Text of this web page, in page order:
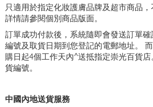
只適用於指定化妝護膚品牌及超市商品，
詳情請參閱個別商品版面。
訂單成功付款後，系統隨即會發送訂單
編號及取貨日期到您登記的電郵地址。
購日起4個工作天內^送抵指定崇光百貨
貨編號。
中國內地送貨服務